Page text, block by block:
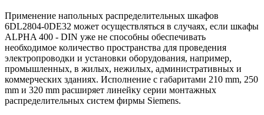
Применение напольных распределительных шкафов
6DL2804-0DE32 может осуществляться в случаях, если шкафы
ALPHA 400 - DIN уже не способны обеспечивать
необходимое количество пространства для проведения
электропроводки и установки оборудования, например,
промышленных, в жилых, нежилых, административных и
коммерческих зданиях. Исполнение с габаритами 210 mm, 250
mm и 320 mm расширяет линейку серии монтажных
распределительных систем фирмы Siemens.